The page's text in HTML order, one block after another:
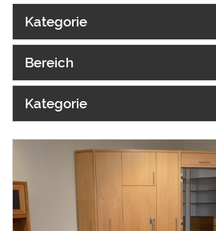
Kategorie
Bereich
Kategorie